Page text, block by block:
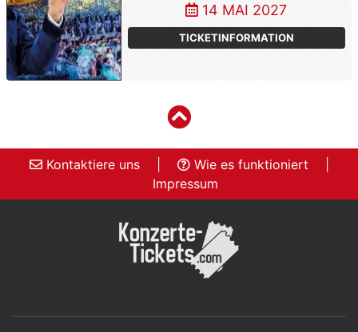
14 MAI 2027
TICKETINFORMATION
Kontaktiere uns Wie es funktioniert
Impressum